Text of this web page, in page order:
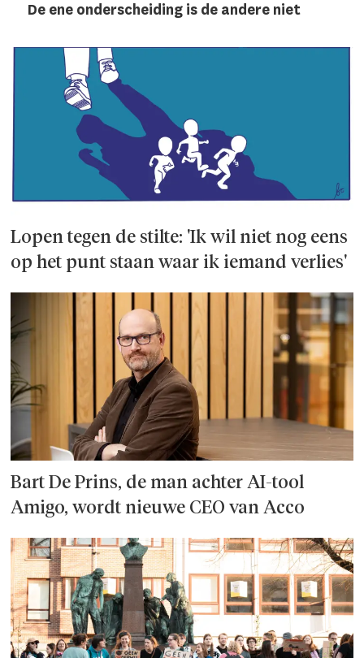
De ene onderscheiding is de andere niet
Lopen tegen de stilte: 'Ik wil niet nog eens
op het punt staan waar ik iemand verlies'
Bart De Prins, de man achter AI-tool
Amigo, wordt nieuwe CEO van Acco